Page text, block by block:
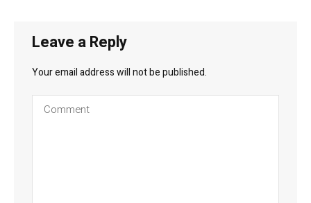
Leave a Reply
Your email address will not be published.